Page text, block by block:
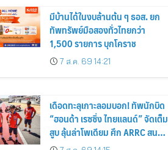
มีบ้านได้ในงบล้านต้น ๆ ธอส. ยก
ทัพทรัพย์มือสองทั่วไทยกว่า
1,500 รายการ บุกโคราช
7 ส.ค. 69 14:21
เดือดทะลุเกาะลอมบอก! ทัพนักบิด
“ฮอนด้า เรซซิ่ง ไทยแลนด์” จัดเต็ม
สูบ ลุ้นล่าโพเดียม ศึก ARRC สนาม
4 ที่มัลดาลิกา